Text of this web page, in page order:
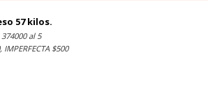
57 kilos.
374000 al 5
IMPERFECTA $500